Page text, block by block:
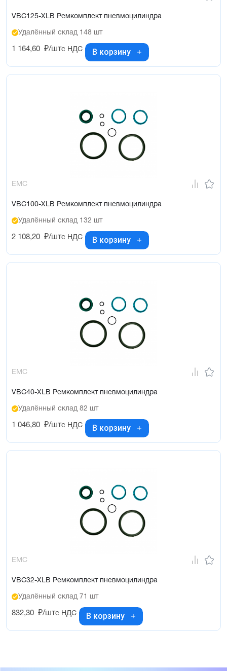
VBC125-XLB Ремкомплект пневмоцилиндра
Удалённый склад 148 шт
1 164,60 ₽/штс НДС В корзину
EMC
VBC100-XLB Ремкомплект пневмоцилиндра
Удалённый склад 132 шт
2 108,20 ₽/штс НДС В корзину
EMC
VBC40-XLB Ремкомплект пневмоцилиндра
Удалённый склад 82 шт
1 046,80 ₽/штс НДС В корзину
EMC
VBC32-XLB Ремкомплект пневмоцилиндра
Удалённый склад 71 шт
832,30 ₽/штс НДС В корзину